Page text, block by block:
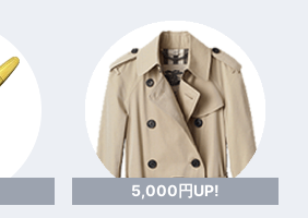
5,000円UP!